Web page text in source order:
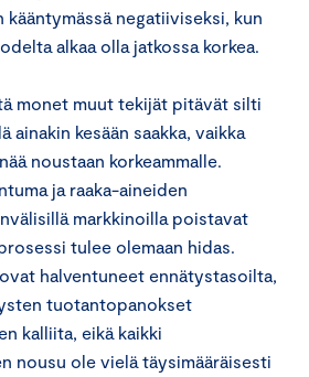
negatiiviseksi, kun
alkaa olla jatkossa korkea.
monet muut tekijät pitävät silti
ainakin kesään saakka, vaikka
noustaan korkeammalle.
ja raaka-aineiden
markkinoilla poistavat
tulee olemaan hidas.
halventuneet ennätystasoilta,
tuotantopanokset
kalliita, eikä kaikki
nousu ole vielä täysimääräisesti